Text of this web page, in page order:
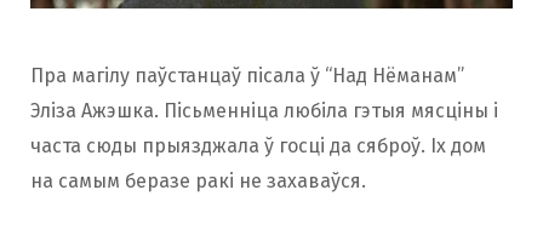
Пра магілу паўстанцаў пісала ў “Над Нёманам”
Эліза Ажэшка. Пісьменніца любіла гэтыя мясціны і
часта сюды прыязджала ў госці да сяброў. Іх дом
на самым беразе ракі не захаваўся.